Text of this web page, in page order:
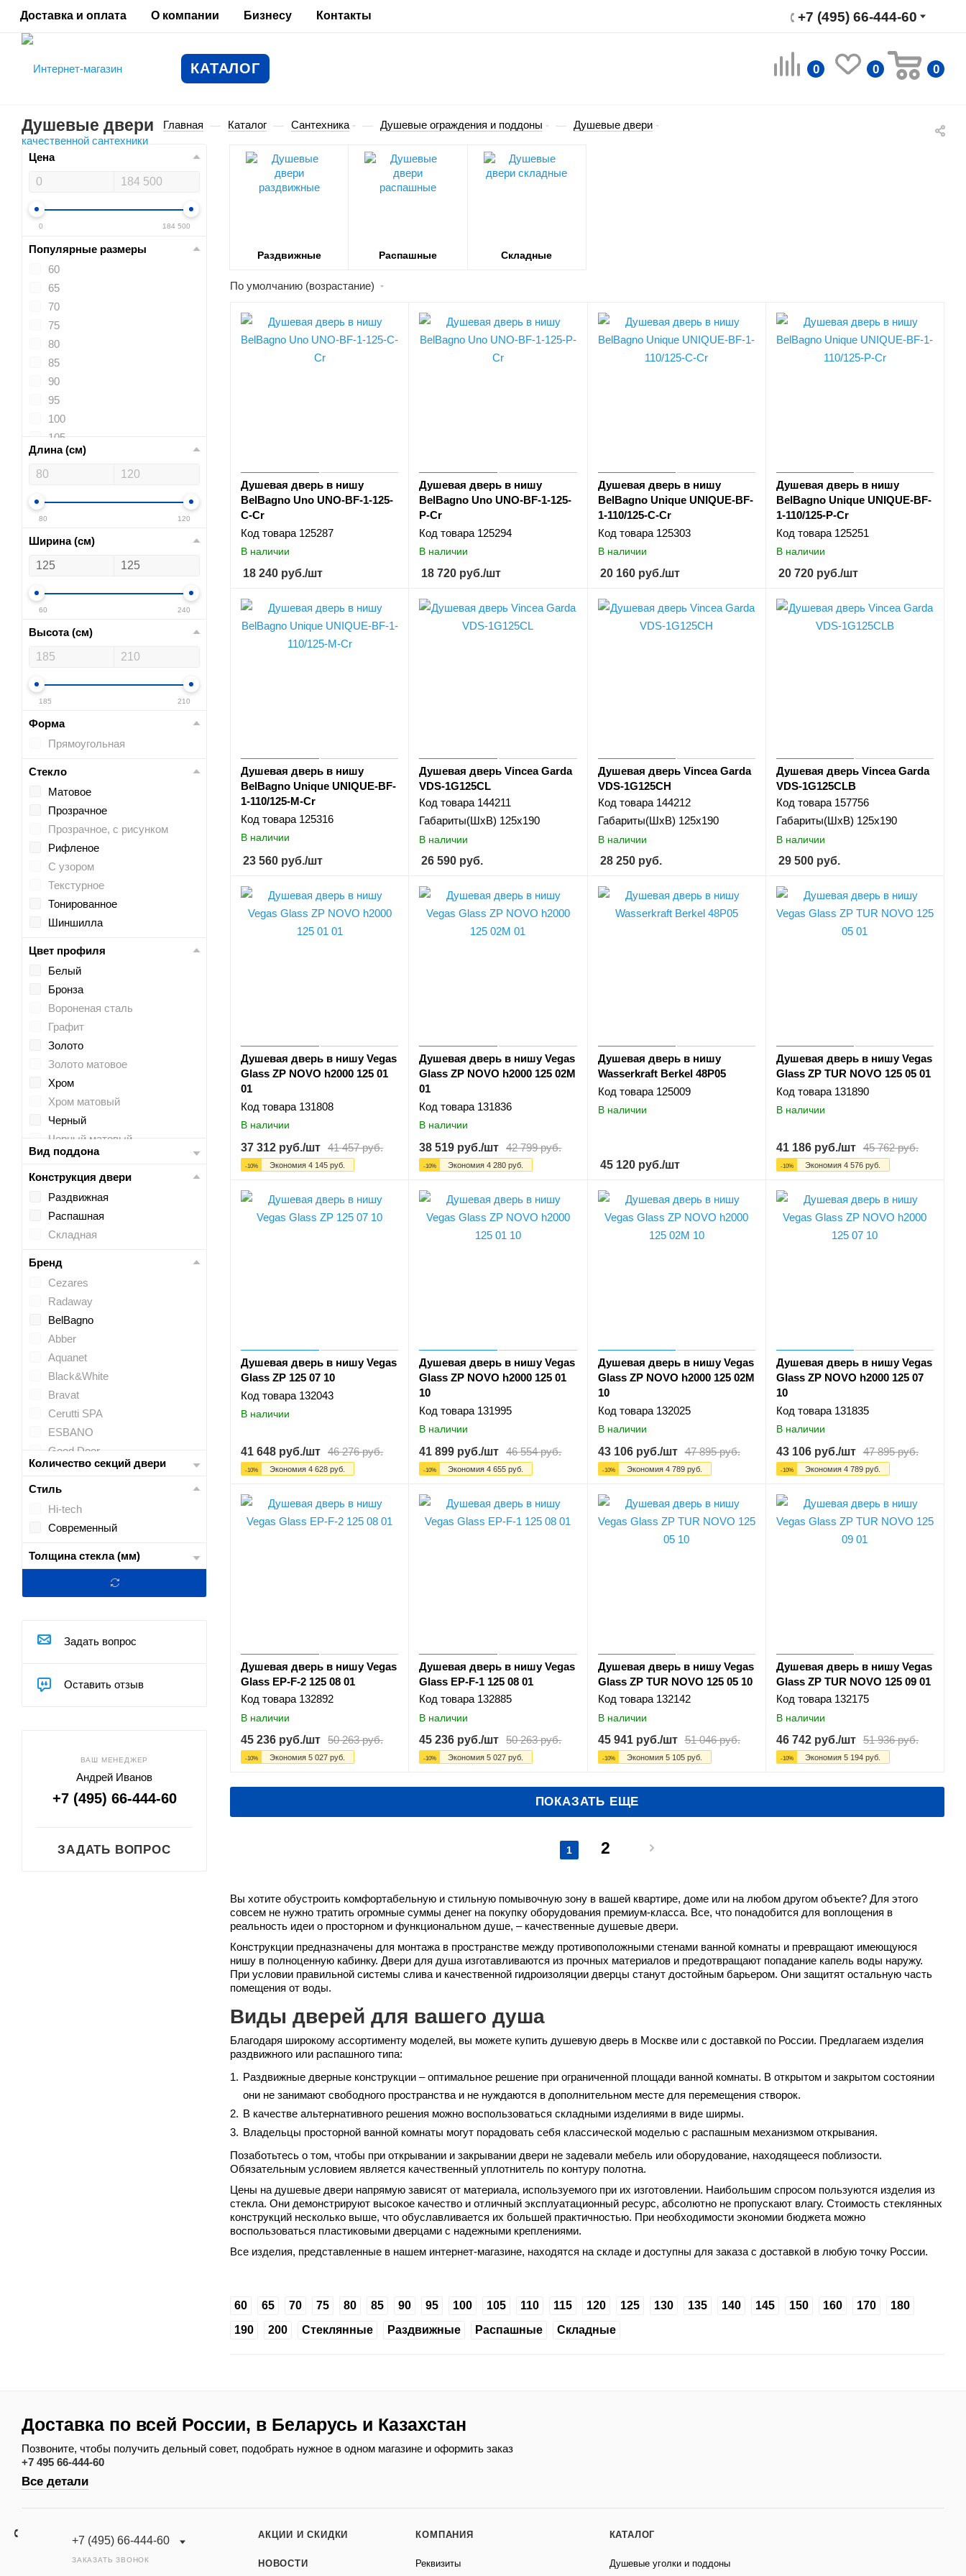
+7 (495) 66-444-60
Доставка и оплата О компании Бизнесу Контакты
КАТАЛОГ 0 0 0
Душевые двери Главная — Каталог — Сантехника — Душевые ограждения и поддоны — Душевые двери
Раздвижные Распашные Складные
По умолчанию (возрастание)
Душевая дверь в нишу
BelBagno Uno UNO-BF-1-125-
C-Cr
Код товара 125287
В наличии
18 240 руб./шт
Душевая дверь в нишу
BelBagno Uno UNO-BF-1-125-
P-Cr
Код товара 125294
В наличии
18 720 руб./шт
Душевая дверь в нишу
BelBagno Unique UNIQUE-BF-
1-110/125-C-Cr
Код товара 125303
В наличии
20 160руб./шт
Душевая дверь в нишу
BelBagno Unique UNIQUE-BF-
1-110/125-P-Cr
Код товара 125251
В наличии
20 720руб./шт
Душевая дверь в нишу
BelBagno Unique UNIQUE-BF-
1-110/125-M-Cr
Код товара 125316
В наличии
23 560 руб./шт
Душевая дверь Vincea Garda
VDS-1G125CL
Код товара 144211
Габариты(ШхВ) 125x190
В наличии
26 590 руб.
Душевая дверь Vincea Garda
VDS-1G125CH
Код товара 144212
Габариты(ШхВ) 125x190
В наличии
28 250руб.
Душевая дверь Vincea Garda
VDS-1G125CLB
Код товара 157756
Габариты(ШхВ) 125x190
В наличии
29 500руб.
Душевая дверь в нишу Vegas
Glass ZP NOVO h2000 125 01
01
Код товара 131808
В наличии
37 312 руб./шт 41 457руб.
-10% Экономия 4 145 руб.
Душевая дверь в нишу Vegas
Glass ZP NOVO h2000 125 02М
01
Код товара 131836
В наличии
38 519 руб./шт 42 799руб.
-10% Экономия4 280 руб.
Душевая дверь в нишу
Wasserkraft Berkel 48P05
Код товара 125009
В наличии
45 120руб./шт
Душевая дверь в нишу Vegas
Glass ZP TUR NOVO 125 05 01
Код товара 131890
В наличии
41 186руб./шт 45 762руб.
-10% Экономия 4 576руб.
Душевая дверь в нишу Vegas
Glass ZP 125 07 10
Код товара 132043
В наличии
41 648 руб./шт 46 276руб.
-10% Экономия 4 628 руб.
Душевая дверь в нишу Vegas
Glass ZP NOVO h2000 125 01
10
Код товара 131995
В наличии
41 899 руб./шт 46 554руб.
-10% Экономия4 655 руб.
Душевая дверь в нишу Vegas
Glass ZP NOVO h2000 125 02М
10
Код товара 132025
В наличии
43 106руб./шт 47 895руб.
-10% Экономия 4 789руб.
Душевая дверь в нишу Vegas
Glass ZP NOVO h2000 125 07
10
Код товара 131835
В наличии
43 106руб./шт 47 895руб.
-10% Экономия 4 789руб.
Душевая дверь в нишу Vegas
Glass EP-F-2 125 08 01
Код товара 132892
В наличии
45 236 руб./шт 50 263руб.
-10% Экономия 5 027 руб.
Душевая дверь в нишу Vegas
Glass EP-F-1 125 08 01
Код товара 132885
В наличии
45 236 руб./шт 50 263руб.
-10% Экономия5 027 руб.
Душевая дверь в нишу Vegas
Glass ZP TUR NOVO 125 05 10
Код товара 132142
В наличии
45 941руб./шт 51 046руб.
-10% Экономия 5 105руб.
Душевая дверь в нишу Vegas
Glass ZP TUR NOVO 125 09 01
Код товара 132175
В наличии
46 742руб./шт 51 936руб.
-10% Экономия 5 194руб.
ПОКАЗАТЬ ЕЩЕ
1 2
Вы хотите обустроить комфортабельную и стильную помывочную зону в вашей квартире, доме или на любом другом объекте? Для этого
совсем не нужно тратить огромные суммы денег на покупку оборудования премиум-класса. Все, что понадобится для воплощения в
реальность идеи о просторном и функциональном душе, – качественные душевые двери.
Конструкции предназначены для монтажа в пространстве между противоположными стенами ванной комнаты и превращают имеющуюся
нишу в полноценную кабинку. Двери для душа изготавливаются из прочных материалов и предотвращают попадание капель воды наружу.
При условии правильной системы слива и качественной гидроизоляции дверцы станут достойным барьером. Они защитят остальную часть
помещения от воды.
Виды дверей для вашего душа
Благодаря широкому ассортименту моделей, вы можете купить душевую дверь в Москве или с доставкой по России. Предлагаем изделия
раздвижного или распашного типа:
Раздвижные дверные конструкции – оптимальное решение при ограниченной площади ванной комнаты. В открытом и закрытом состоянии
они не занимают свободного пространства и не нуждаются в дополнительном месте для перемещения створок.
В качестве альтернативного решения можно воспользоваться складными изделиями в виде ширмы.
Владельцы просторной ванной комнаты могут порадовать себя классической моделью с распашным механизмом открывания.
Позаботьтесь о том, чтобы при открывании и закрывании двери не задевали мебель или оборудование, находящееся поблизости.
Обязательным условием является качественный уплотнитель по контуру полотна.
Цены на душевые двери напрямую зависят от материала, используемого при их изготовлении. Наибольшим спросом пользуются изделия из
стекла. Они демонстрируют высокое качество и отличный эксплуатационный ресурс, абсолютно не пропускают влагу. Стоимость стеклянных
конструкций несколько выше, что обуславливается их большей практичностью. При необходимости экономии бюджета можно
воспользоваться пластиковыми дверцами с надежными креплениями.
Все изделия, представленные в нашем интернет-магазине, находятся на складе и доступны для заказа с доставкой в любую точку России.
60 65 70 75 80 85 90 95 100 105 110 115 120 125 130 135 140 145 150 160 170
180
190
200 Стеклянные Раздвижные Распашные Складные
Цена
0 184 500
Популярные размеры
60
65
70
75
80
85
90
95
100
105
110
135
140
170
190
Длина (см)
80 120
Ширина (см)
60 240
Высота (см)
185 210
Форма
Прямоугольная
Стекло
Матовое
Прозрачное
Прозрачное, с рисунком
Рифленое
С узором
Текстурное
Тонированное
Шиншилла
Цвет профиля
Белый
Бронза
Вороненая сталь
Графит
Золото
Золото матовое
Хром
Хром матовый
Черный
Черный матовый
Вид поддона
Конструкция двери
Раздвижная
Распашная
Складная
Бренд
Cezares
Radaway
BelBagno
Abber
Aquanet
Black&White
Bravat
Cerutti SPA
ESBANO
Good Door
Grossman
IDDIS
Jacob Delafon
Niagara
Parly
RGW
RIVER
Taliente
Weltwasser
Акватек
Количество секций двери
Стиль
Hi-tech
Современный
Толщина стекла (мм)
Задать вопрос
Оставить отзыв
ВАШ МЕНЕДЖЕР
Андрей Иванов
+7 (495) 66-444-60
ЗАДАТЬ ВОПРОС
Доставка по всей России, в Беларусь и Казахстан
Позвоните, чтобы получить дельный совет, подобрать нужное в одном магазине и оформить заказ
+7 495 66-444-60
Все детали
+7 (495) 66-444-60
ЗАКАЗАТЬ ЗВОНОК
АКЦИИ И СКИДКИ
НОВОСТИ
КОМПАНИЯ
Реквизиты
КАТАЛОГ
Душевые уголки и поддоны